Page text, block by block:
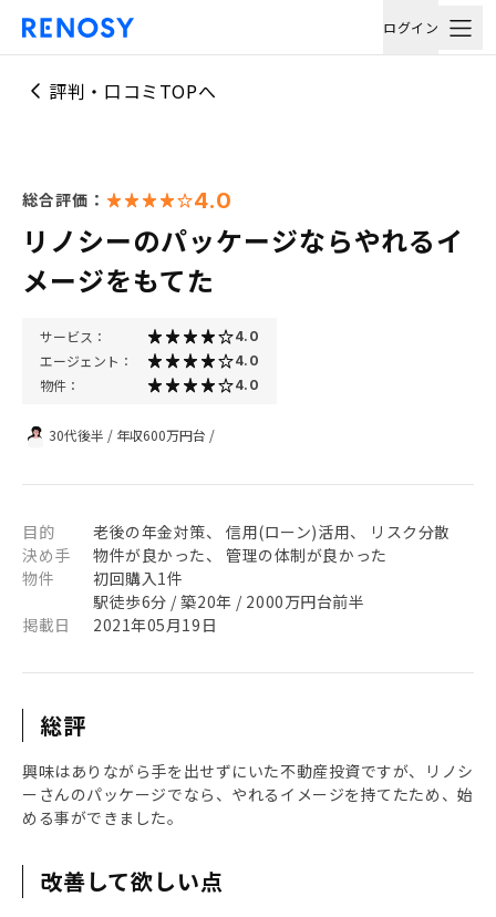
ログイン
評判・口コミTOPへ
総合評価： 4.0
リノシーのパッケージならやれるイ
メージをもてた
サービス： 4.0
エージェント： 4.0
物件： 4.0
30代後半 / 年収600万円台 /
目的
老後の年金対策、 信用(ローン)活用、 リスク分散
決め手
物件が良かった、 管理の体制が良かった
物件
初回購入1件
駅徒歩6分 / 築20年 / 2000万円台前半
掲載日
2021年05月19日
総評
興味はありながら手を出せずにいた不動産投資ですが、リノシ
ーさんのパッケージでなら、やれるイメージを持てたため、始
める事ができました。
改善して欲しい点